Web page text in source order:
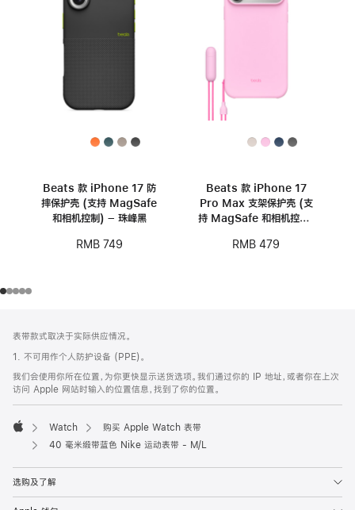
Beats 款 iPhone 17 防
摔保护壳 (支持 MagSafe
和相机控制) – 珠峰黑
RMB 749
Beats 款 iPhone 17
Pro Max 支架保护壳 (支
持 MagSafe 和相机控制)
RMB 479
页
页
脚
注
表带款式取决于实际供应情况。
1. 不可用作个人防护设备 (PPE)。
我们会使用你所在位置，为你更快显示送货选项。我们通过你的 IP 地址，或者你在上次
访问 Apple 网站时输入的位置信息，找到了你的位置。
Apple
Watch
购买 Apple Watch 表带
40 毫米缎带蓝色 Nike 运动表带 - M/L
选购及了解